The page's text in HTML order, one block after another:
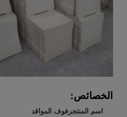
الخصائص:
اسم المنتجرفوف المواقد